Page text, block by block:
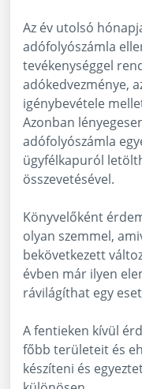
Az év utolsó
adófolyószámla
tevékenységgel
adókedvezménye,
igénybevétele
Azonban
adófolyószámla
ügyfélkapuról
összevetésével.
Könyvelőként
olyan szemmel,
bekövetkezett
évben már ilyen
rávilágíthat egy
A fentieken kívül
főbb területeit és
készíteni és